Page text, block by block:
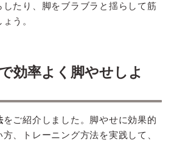
たり、脚をブラブラと揺らして筋
う。
効率よく脚やせしよ
をご紹介しました。脚やせに効果的
、トレーニング方法を実践して、